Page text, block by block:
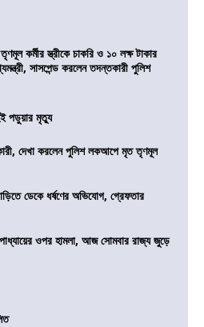
কর্মীর স্ত্রীকে চাকরি ও ১০ লক্ষ টাকার
সাসপেন্ড করলেন তদন্তকারী পুলিশ
পড়ুয়ার মৃত্যু
দেখা করলেন পুলিশ লকআপে মৃত তৃণমূল
ডেকে ধর্ষণের অভিযোগ, গ্রেফতার
ওপর হামলা, আজ সোমবার রাজ্য জুড়ে